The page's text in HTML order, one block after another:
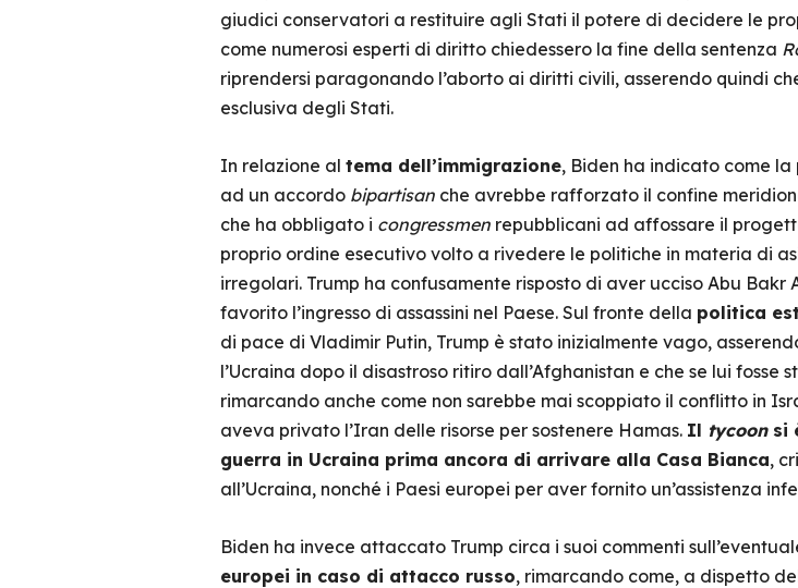
giudici conservatori a restituire agli Stati il potere di decidere le
come numerosi esperti di diritto chiedessero la fine della sentenza
riprendersi paragonando l’aborto ai diritti civili, asserendo quindi
esclusiva degli Stati.
In relazione al tema dell’immigrazione, Biden ha indicato come
ad un accordo bipartisanche avrebbe rafforzato il confine
che ha obbligato i congressmen repubblicani ad affossare il
proprio ordine esecutivo volto a rivedere le politiche in materia di
irregolari. Trump ha confusamente risposto di aver ucciso Abu
favorito l’ingresso di assassini nel Paese. Sul fronte della politica
di pace di Vladimir Putin, Trump è stato inizialmente vago,
l’Ucraina dopo il disastroso ritiro dall’Afghanistan e che se lui
rimarcando anche come non sarebbe mai scoppiato il conflitto in
aveva privato l’Iran delle risorse per sostenere Hamas. Il tycoonsi
guerra in Ucraina prima ancora di arrivare alla Casa Bianca,
all’Ucraina, nonché i Paesi europei per aver fornito un’assistenza
Biden ha invece attaccato Trump circa i suoi commenti
europei in caso di attacco russo, rimarcando come, a dispetto